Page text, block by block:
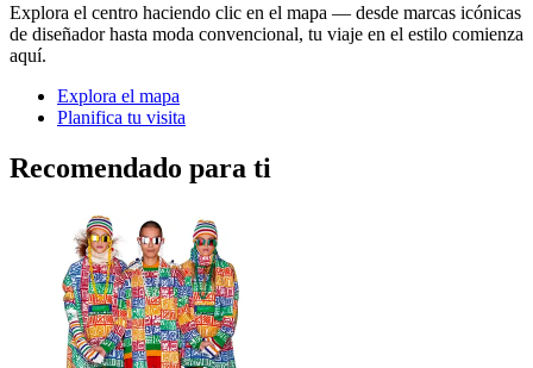
Explora el centro haciendo clic en el mapa — desde marcas icónicas
de diseñador hasta moda convencional, tu viaje en el estilo comienza
aquí.
Explora el mapa
Planifica tu visita
Recomendado para ti